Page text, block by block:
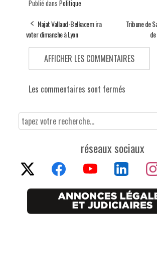
Publié dans Politique
Najat Vallaud-Belkacem ira
voter dimanche à Lyon
Tribune de
AFFICHER LES COMMENTAIRES
Les commentaires sont fermés
réseaux sociaux